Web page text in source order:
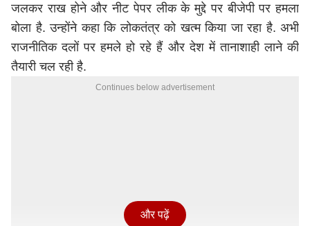
जलकर राख होने और नीट पेपर लीक के मुद्दे पर बीजेपी पर हमला
बोला है. उन्होंने कहा कि लोकतंत्र को खत्म किया जा रहा है. अभी
राजनीतिक दलों पर हमले हो रहे हैं और देश में तानाशाही लाने की
तैयारी चल रही है.
Continues below advertisement
और पढ़ें